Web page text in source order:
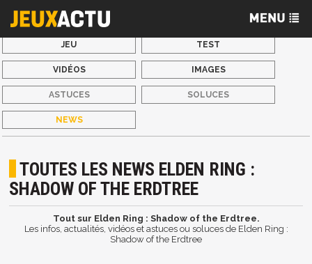
JEU TEST
VIDÉOS IMAGES
ASTUCES SOLUCES
NEWS
TOUTES LES NEWS ELDEN RING :
SHADOW OF THE ERDTREE
Tout sur Elden Ring : Shadow of the Erdtree.
Les infos, actualités, vidéos et astuces ou soluces de Elden Ring :
Shadow of the Erdtree